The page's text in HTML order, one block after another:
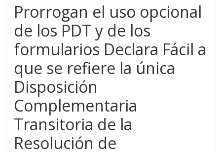
Prorrogan el uso opcional
de los PDT y de los
formularios Declara Fácil a
que se refiere la única
Disposición
Complementaria
Transitoria de la
Resolución de